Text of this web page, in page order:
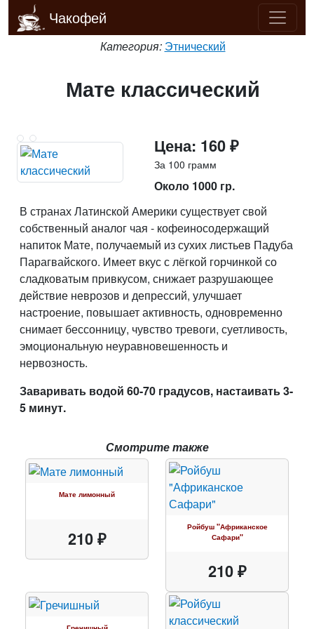
Чакофей
Категория: Этнический
Мате классический
Цена: 160 ₽
За 100 грамм
Около 1000 гр.
В странах Латинской Америки существует свой
собственный аналог чая - кофеиносодержащий
напиток Мате, получаемый из сухих листьев Падуба
Парагвайского. Имеет вкус с лёгкой горчинкой со
сладковатым привкусом, снижает разрушающее
действие неврозов и депрессий, улучшает
настроение, повышает активность, одновременно
снимает бессонницу, чувство тревоги, суетливость,
эмоциональную неуравновешенность и
нервозность.
Заваривать водой 60-70 градусов, настаивать 3-
5 минут.
Смотрите также
Мате лимонный
210 ₽
Ройбуш "Африканское
Сафари"
210 ₽